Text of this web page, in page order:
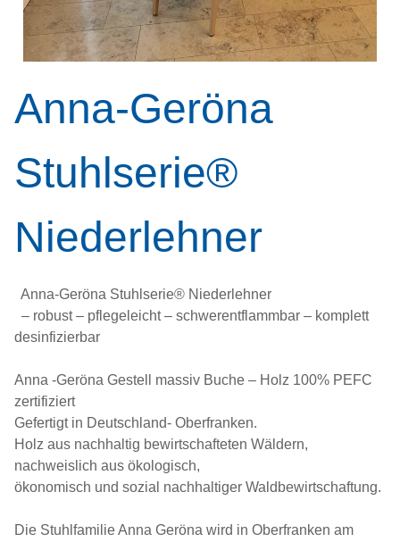
Anna-Geröna
Stuhlserie®
Niederlehner
Anna-Geröna Stuhlserie® Niederlehner
– robust – pflegeleicht – schwerentflammbar – komplett
desinfizierbar
Anna -Geröna Gestell massiv Buche – Holz 100% PEFC
zertifiziert
Gefertigt in Deutschland- Oberfranken.
Holz aus nachhaltig bewirtschafteten Wäldern,
nachweislich aus ökologisch,
ökonomisch und sozial nachhaltiger Waldbewirtschaftung.
Die Stuhlfamilie Anna Geröna wird in Oberfranken am